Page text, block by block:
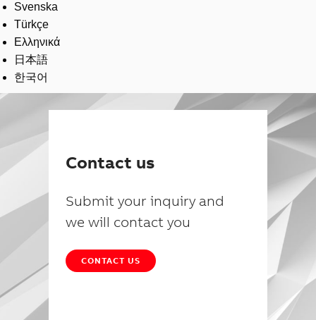
Svenska
Türkçe
Ελληνικά
日本語
한국어
Contact us
Submit your inquiry and
we will contact you
CONTACT US